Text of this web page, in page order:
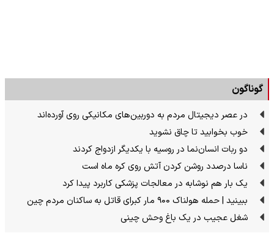
گوناگون
در عصر دیجیتال مردم به دوربین‌های مکانیکی روی آورده‌اند
خوب بخوابید تا چاق نشوید
دو ربات انسان‌نما در روسیه با یکدیگر ازدواج کردند
ناسا درصدد روشن کردن آتش روی کره ماه است
یک بار هم نوشابه در معالجات پزشکی کاربرد پیدا کرد
ببینید | حمله هولناک ۹۰۰ مار کبرای قاتل به ساکنان مردم چین
شغل عجیب در یک باغ وحش چینی